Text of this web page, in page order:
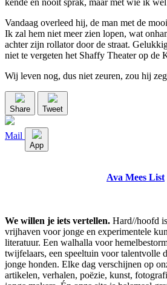
kende en nooit sprak, maar met wie ik
Vandaag overleed hij, de man met de
Ik zal hem niet meer zien lopen, wat
achter zijn rollator door de straat.
niet te vergeten het Shaffy Theater op de
Wij leven nog, dus niet zeuren, zou hij
Share Tweet
Mail
App
Ava Mees List
We willen je iets vertellen. Hard//hoofd
vrijhaven voor jonge en experimentele
literatuur. Een walhalla voor
twijfelaars, een speeltuin voor talentvolle
jonge honden. Elke dag verschijnen op
artikelen, verhalen, poëzie, kunst,